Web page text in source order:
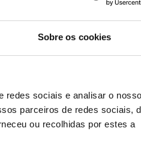
Sobre os cookies
redes sociais e analisar o nosso
parceiros de redes sociais,
ou recolhidas por estes a